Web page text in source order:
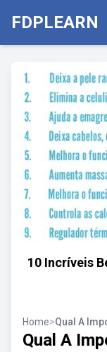
FDPLEARN
10 Incríveis
Home>Qual A
Qual A